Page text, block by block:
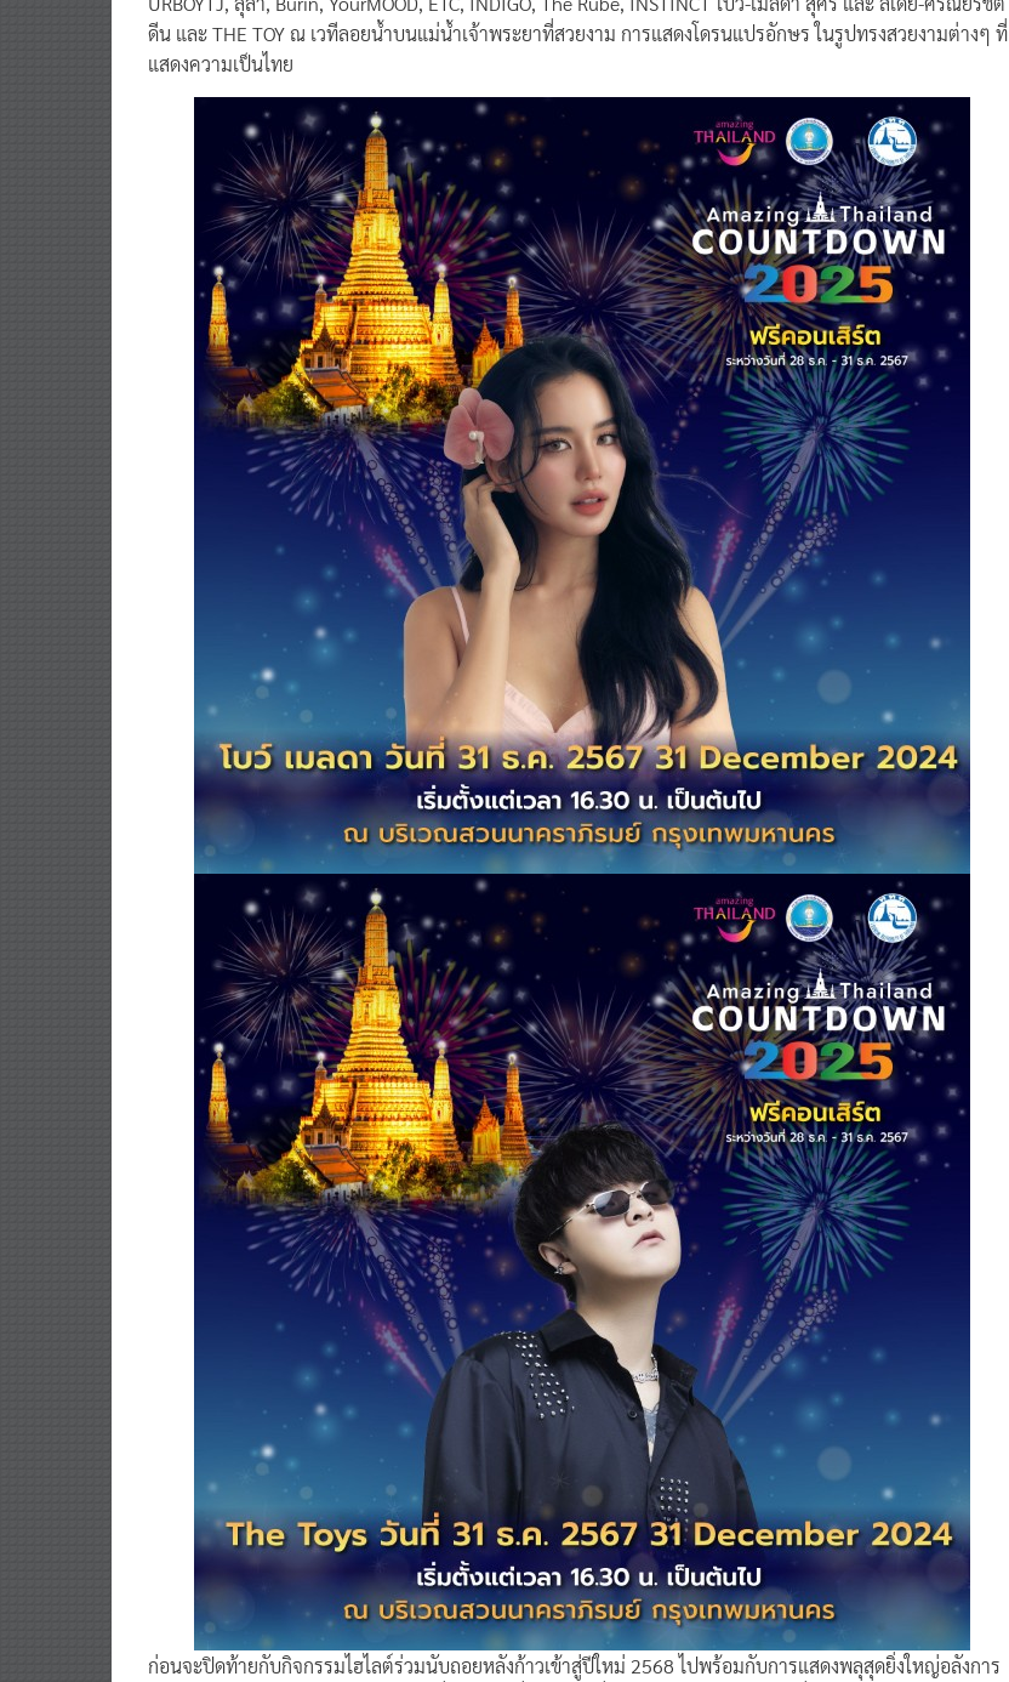
ดีน และ THE TOY ณ เวทีลอยน้ำบนแม่น้ำเจ้าพระยาที่สวยงาม การแสดงโดรนแปรอักษร ในรูปทรงสวยงามต่างๆ ที่
แสดงความเป็นไทย
ก่อนจะปิดท้ายกับกิจกรรมไฮไลต์ร่วมนับถอยหลังก้าวเข้าสู่ปีใหม่ 2568 ไปพร้อมกับการแสดงพลุสุดยิ่งใหญ่อลังการ